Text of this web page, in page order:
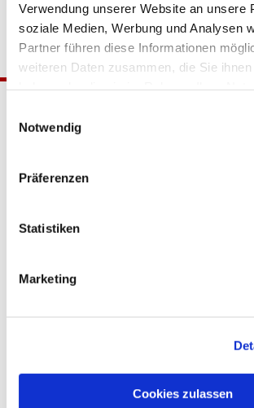
Verwendung unserer Website an unsere
soziale Medien, Werbung und Analysen
Partner führen diese Informationen
weiteren Daten zusammen, die Sie
Notwendig
Präferenzen
Statistiken
Marketing
Cookies zulassen
Katholische Kirchengemeinde
Tempelhof-Buckow